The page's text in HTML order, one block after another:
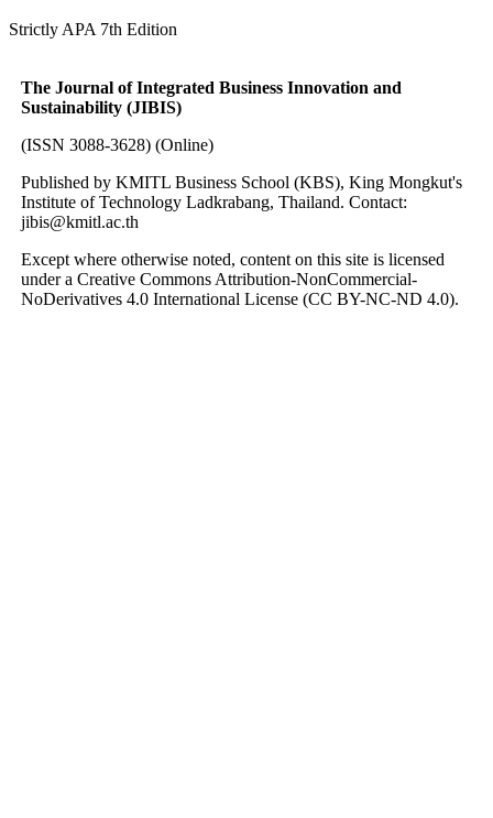
Strictly APA 7th Edition
The Journal of Integrated Business Innovation and
Sustainability (JIBIS)
(ISSN 3088-3628) (Online)
Published by KMITL Business School (KBS), King Mongkut's
Institute of Technology Ladkrabang, Thailand. Contact:
jibis@kmitl.ac.th
Except where otherwise noted, content on this site is licensed
under a Creative Commons Attribution-NonCommercial-
NoDerivatives 4.0 International License (CC BY-NC-ND 4.0).